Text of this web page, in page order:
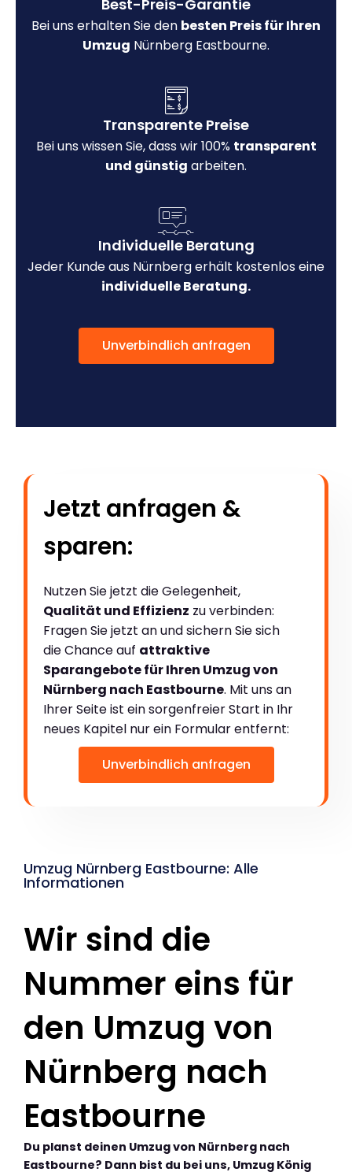
Best-Preis-Garantie
Bei uns erhalten Sie den besten Preis für Ihren
Umzug Nürnberg Eastbourne.
Transparente Preise
Bei uns wissen Sie, dass wir 100% transparent
und günstig arbeiten.
Individuelle Beratung
Jeder Kunde aus Nürnberg erhält kostenlos eine
individuelle Beratung.
Unverbindlich anfragen
Jetzt anfragen &
sparen:
Nutzen Sie jetzt die Gelegenheit,
Qualität und Effizienz zu verbinden:
Fragen Sie jetzt an und sichern Sie sich
die Chance auf attraktive
Sparangebote für Ihren Umzug von
Nürnberg nach Eastbourne. Mit uns an
Ihrer Seite ist ein sorgenfreier Start in Ihr
neues Kapitel nur ein Formular entfernt:
Unverbindlich anfragen
Umzug Nürnberg Eastbourne: Alle
Informationen
Wir sind die
Nummer eins für
den Umzug von
Nürnberg nach
Eastbourne
Du planst deinen Umzug von Nürnberg nach
Eastbourne? Dann bist du bei uns, Umzug König